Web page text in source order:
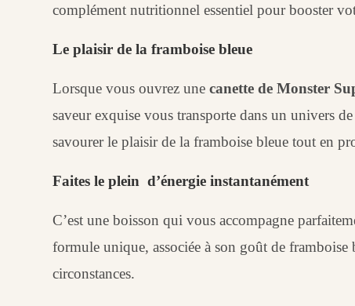
complément nutritionnel essentiel pour booster
Le plaisir de la framboise bleue
Lorsque vous ouvrez unecanette de Monster
saveur exquise vous transporte dans un univers
savourer le plaisir de la framboise bleue tout en
Faites le plein d’énergie instantanément
C’est une boisson qui vous accompagne
formule unique, associée à son goût de
circonstances.